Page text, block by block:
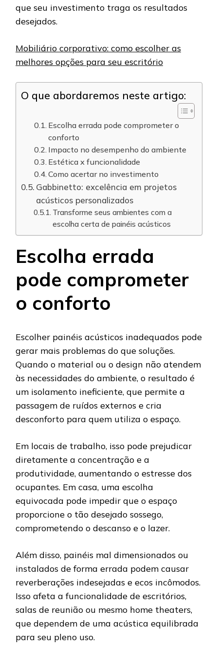
que seu investimento traga os resultados
desejados.
Mobiliário corporativo: como escolher as
melhores opções para seu escritório
O que abordaremos neste artigo:
Escolha errada pode comprometer o
conforto
Impacto no desempenho do ambiente
Estética x funcionalidade
Como acertar no investimento
Gabbinetto: excelência em projetos
acústicos personalizados
Transforme seus ambientes com a
escolha certa de painéis acústicos
Escolha errada
pode comprometer
o conforto
Escolher painéis acústicos inadequados pode
gerar mais problemas do que soluções.
Quando o material ou o design não atendem
às necessidades do ambiente, o resultado é
um isolamento ineficiente, que permite a
passagem de ruídos externos e cria
desconforto para quem utiliza o espaço.
Em locais de trabalho, isso pode prejudicar
diretamente a concentração e a
produtividade, aumentando o estresse dos
ocupantes. Em casa, uma escolha
equivocada pode impedir que o espaço
proporcione o tão desejado sossego,
comprometendo o descanso e o lazer.
Além disso, painéis mal dimensionados ou
instalados de forma errada podem causar
reverberações indesejadas e ecos incômodos.
Isso afeta a funcionalidade de escritórios,
salas de reunião ou mesmo home theaters,
que dependem de uma acústica equilibrada
para seu pleno uso.